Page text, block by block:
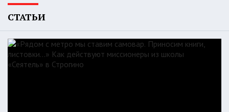
СТАТЬИ